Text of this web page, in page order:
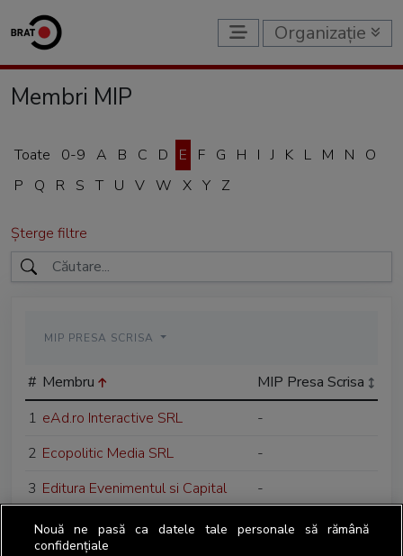
Organizație
Membri MIP
Toate 0-9 A B C D E F G H I J K L M N
O
P
Q R S T U V W X Y Z
Șterge filtre
MIP PRESA SCRISA
# Membru
MIP Presa Scrisa
1 eAd.ro Interactive SRL
-
2 Ecopolitic Media SRL
-
3 Editura Evenimentul si Capital
SRL
-
4 Editura Hargita Nepe
Nouă ne pasă ca datele tale personale să rămână
confidențiale